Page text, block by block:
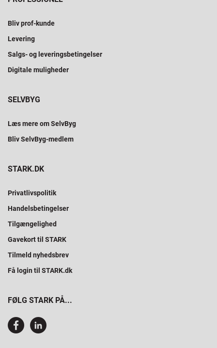
Bliv prof-kunde
Levering
Salgs- og leveringsbetingelser
Digitale muligheder
SELVBYG
Læs mere om SelvByg
Bliv SelvByg-medlem
STARK.DK
Privatlivspolitik
Handelsbetingelser
Tilgængelighed
Gavekort til STARK
Tilmeld nyhedsbrev
Få login til STARK.dk
FØLG STARK PÅ...